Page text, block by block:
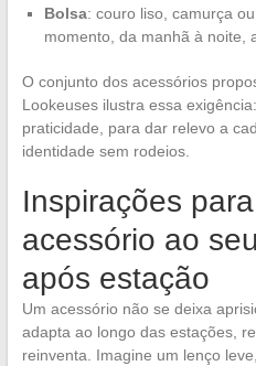
Bolsa: couro liso, camurça
momento, da manhã à noite,
O conjunto dos acessórios
Lookeuses ilustra essa
praticidade, para dar relevo a
identidade sem rodeios.
Inspirações
acessório ao
após estação
Um acessório não se deixa
adapta ao longo das estações,
reinventa. Imagine um lenço